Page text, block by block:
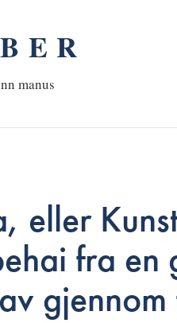
manus
eller
fra en